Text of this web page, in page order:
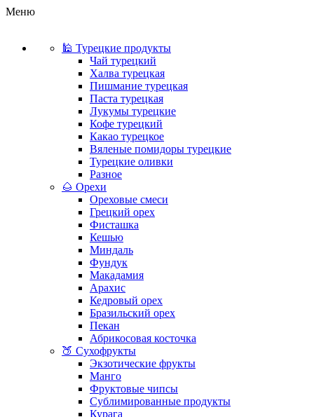
Меню
🕌 Турецкие продукты
Чай турецкий
Халва турецкая
Пишмание турецкая
Паста турецкая
Лукумы турецкие
Кофе турецкий
Какао турецкое
Вяленые помидоры турецкие
Турецкие оливки
Разное
🌰 Орехи
Ореховые смеси
Грецкий орех
Фисташка
Кешью
Миндаль
Фундук
Макадамия
Арахис
Кедровый орех
Бразильский орех
Пекан
Абрикосовая косточка
🍑 Сухофрукты
Экзотические фрукты
Манго
Фруктовые чипсы
Сублимированные продукты
Курага